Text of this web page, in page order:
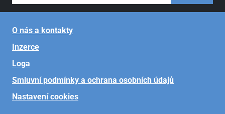
O nás a kontakty
Inzerce
Loga
Smluvní podmínky a ochrana osobních údajů
Nastavení cookies